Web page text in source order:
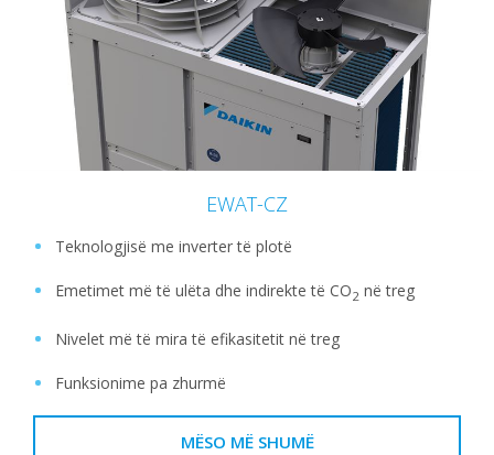
EWAT-CZ
Teknologjisë me inverter të plotë
Emetimet më të ulëta dhe indirekte të CO2 në treg
Nivelet më të mira të efikasitetit në treg
Funksionime pa zhurmë
MËSO MË SHUMË